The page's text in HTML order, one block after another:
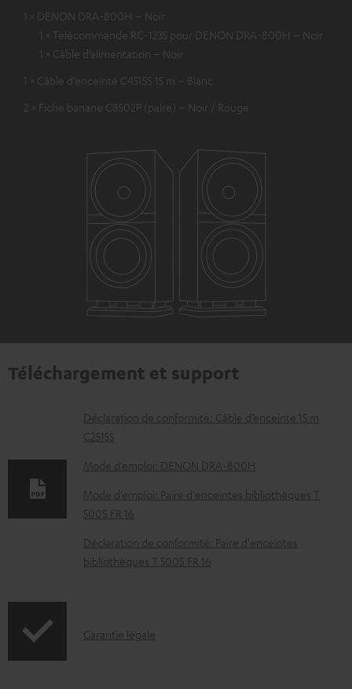
1 × DENON DRA-800H – Noir
1 × Télécommande RC-1235 pour DENON DRA-800H – Noir
1 × Câble d’alimentation – Noir
1 × Câble d’enceinte C4515S 15 m – Blanc
2 × Fiche banane C8502P (paire) – Noir / Rouge
Téléchargement et support
D
o
c
u
m
e
n
t
Déclaration de conformité: Câble d’enceinte 15 m
C2515S
Mode d’emploi: DENON DRA-800H
Mode d’emploi: Paire d'enceintes bibliothèques T
500S FR 16
Déclaration de conformité: Paire d'enceintes
bibliothèques T 500S FR 16
IGarantie légale